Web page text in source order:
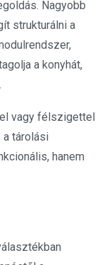
Nagyobb
strukturálni a
a konyhát,
vagy félszigettel
a tárolási
hanem